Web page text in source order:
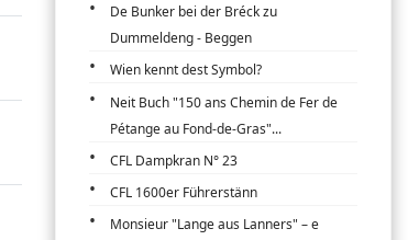
De Bunker bei der Bréck zu
Dummeldeng - Beggen
Wien kennt dest Symbol?
Neit Buch "150 ans Chemin de Fer de
Pétange au Fond-de-Gras"...
CFL Dampkran N° 23
CFL 1600er Führerstänn
Monsieur "Lange aus Lanners" – e